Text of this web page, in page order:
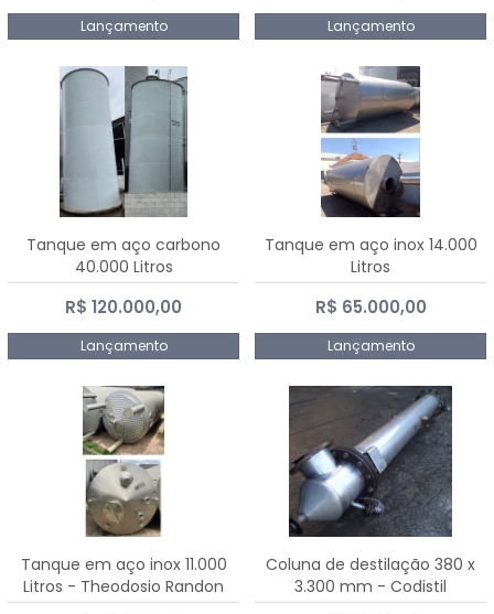
Lançamento Lançamento
Tanque em aço carbono
40.000 Litros
R$ 120.000,00
Lançamento
Tanque em aço inox 14.000
Litros
R$ 65.000,00
Lançamento
Tanque em aço inox 11.000
Litros - Theodosio Randon
Coluna de destilação 380 x
3.300 mm - Codistil